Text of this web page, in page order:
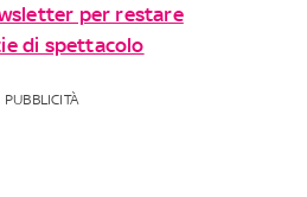
per restare
di spettacolo
PUBBLICITÀ